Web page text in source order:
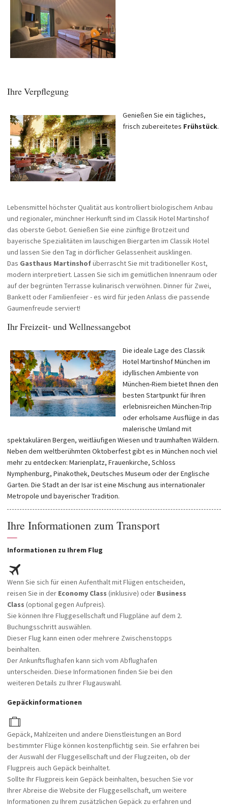
Ihre Verpflegung
Genießen Sie ein tägliches,
frisch zubereitetes Frühstück.
Lebensmittel höchster Qualität aus kontrolliert biologischem Anbau
und regionaler, münchner Herkunft sind im Classik Hotel Martinshof
das oberste Gebot. Genießen Sie eine zünftige Brotzeit und
bayerische Spezialitäten im lauschigen Biergarten im Classik Hotel
und lassen Sie den Tag in dörflicher Gelassenheit ausklingen.
Das Gasthaus Martinshofüberrascht Sie mit traditioneller Kost,
modern interpretiert. Lassen Sie sich im gemütlichen Innenraum oder
auf der begrünten Terrasse kulinarisch verwöhnen. Dinner für Zwei,
Bankett oder Familienfeier - es wird für jeden Anlass die passende
Gaumenfreude serviert!
Ihr Freizeit- und Wellnessangebot
Die ideale Lage des Classik
Hotel Martinshof München im
idyllischen Ambiente von
München-Riem bietet Ihnen den
besten Startpunkt für Ihren
erlebnisreichen München-Trip
oder erholsame Ausflüge in das
malerische Umland mit
spektakulären Bergen, weitläufigen Wiesen und traumhaften Wäldern.
Neben dem weltberühmten Oktoberfest gibt es in München noch viel
mehr zu entdecken: Marienplatz, Frauenkirche, Schloss
Nymphenburg, Pinakothek, Deutsches Museum oder der Englische
Garten. Die Stadt an der Isar ist eine Mischung aus internationaler
Metropole und bayerischer Tradition.
Ihre Informationen zum Transport
—
Informationen zu Ihrem Flug
Wenn Sie sich für einen Aufenthalt mit Flügen entscheiden,
reisen Sie in der Economy Class (inklusive) oder Business
Class (optional gegen Aufpreis).
Sie können Ihre Fluggesellschaft und Flugpläne auf dem 2.
Buchungsschritt auswählen.
Dieser Flug kann einen oder mehrere Zwischenstopps
beinhalten.
Der Ankunftsflughafen kann sich vom Abflughafen
unterscheiden. Diese Informationen finden Sie bei den
weiteren Details zu Ihrer Flugauswahl.
Gepäckinformationen
Gepäck, Mahlzeiten und andere Dienstleistungen an Bord
bestimmter Flüge können kostenpflichtig sein. Sie erfahren bei
der Auswahl der Fluggesellschaft und der Flugzeiten, ob der
Flugpreis auch Gepäck beinhaltet.
Sollte Ihr Flugpreis kein Gepäck beinhalten, besuchen Sie vor
Ihrer Abreise die Website der Fluggesellschaft, um weitere
Informationen zu Ihrem zusätzlichen Gepäck zu erfahren und